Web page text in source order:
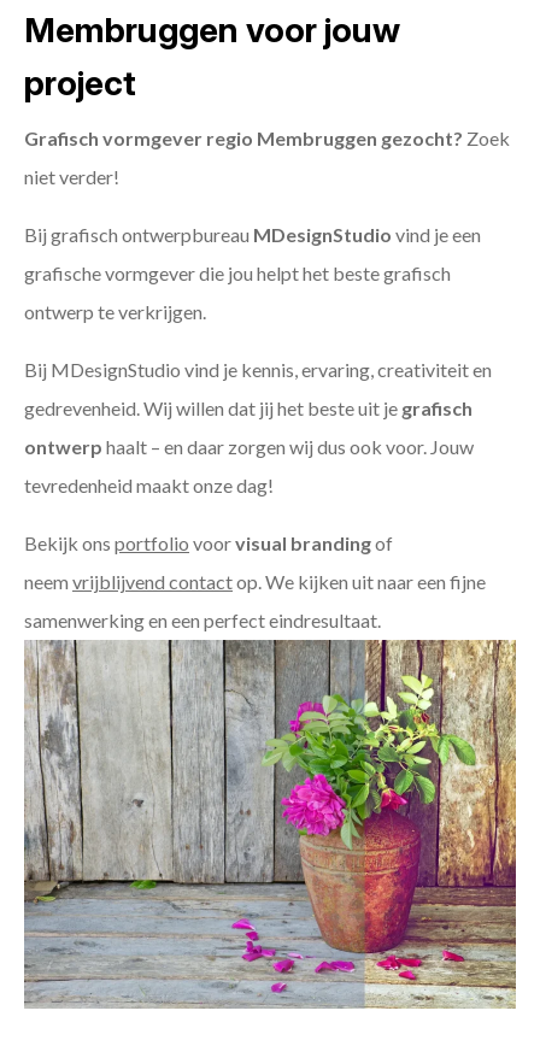
Membruggen voor jouw
project
Grafisch vormgever regio Membruggen gezocht? Zoek
niet verder!
Bij grafisch ontwerpbureau MDesignStudio vind je een
grafische vormgever die jou helpt het beste grafisch
ontwerp te verkrijgen.
Bij MDesignStudio vind je kennis, ervaring, creativiteit en
gedrevenheid. Wij willen dat jij het beste uit je grafisch
ontwerp haalt – en daar zorgen wij dus ook voor. Jouw
tevredenheid maakt onze dag!
Bekijk ons portfolio voorvisual brandingof
neem vrijblijvend contactop. We kijken uit naar een fijne
samenwerking en een perfect eindresultaat.